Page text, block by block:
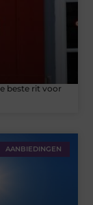
beste rit voor
AANBIEDINGEN